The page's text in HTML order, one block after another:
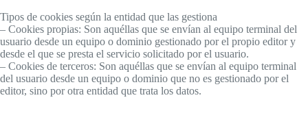
Tipos de cookies según la entidad que las gestiona
– Cookies propias: Son aquéllas que se envían al equipo terminal del
usuario desde un equipo o dominio gestionado por el propio editor y
desde el que se presta el servicio solicitado por el usuario.
– Cookies de terceros: Son aquéllas que se envían al equipo terminal
del usuario desde un equipo o dominio que no es gestionado por el
editor, sino por otra entidad que trata los datos.